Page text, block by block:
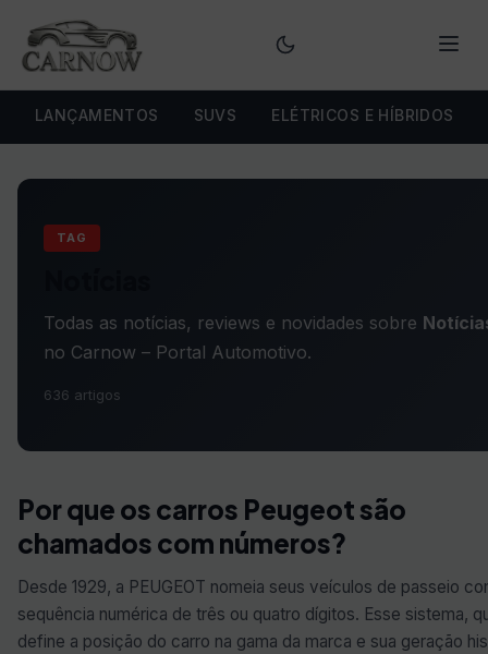
LANÇAMENTOS SUVS ELÉTRICOS E HÍBRIDOS
TAG
Todas as notícias, reviews e novidades sobre
no Carnow – Portal Automotivo.
636 artigos
Por que os carros Peugeot são
chamados com números?
Desde 1929, a PEUGEOT nomeia seus veículos de passeio
sequência numérica de três ou quatro dígitos. Esse sistema,
define a posição do carro na gama da marca e sua geração